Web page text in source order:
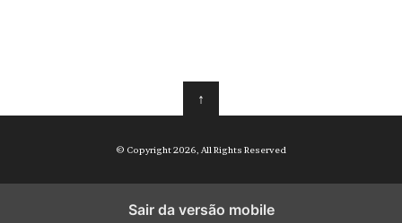
↑
© Copyright 2026, All Rights Reserved
Sair da versão mobile